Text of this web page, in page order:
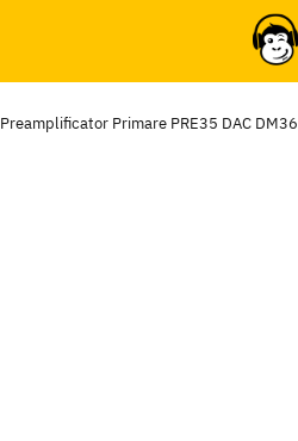
Preamplificator Primare PRE35 DAC DM36